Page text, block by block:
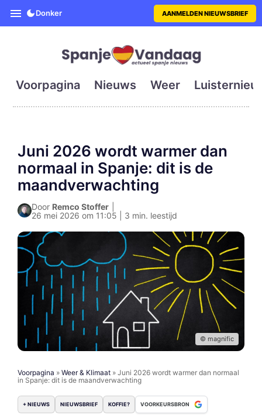
SpanjeVandaag is de eerste
Donker AANMELDEN NIEUWSBRIEF
Voorpagina Nieuws Weer
Juni 2026 wordt warmer dan
normaal in Spanje: dit is de
maandverwachting
Door Remco Stoffer
26 mei 2026 om 11:05 | 3 min. leestijd
© magnific
Voorpagina » Weer & Klimaat » Juni 2026 wordt warmer dan normaal
in Spanje: dit is de maandverwachting
+ NIEUWS NIEUWSBRIEF KOFFIE? VOORKEURSBRON